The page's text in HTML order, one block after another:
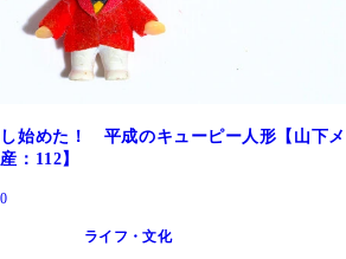
始めた！ 平成のキューピー人形【山下メ
：112】
ライフ・文化